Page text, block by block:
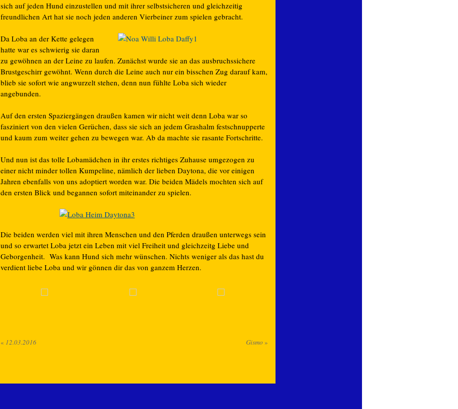
sich auf jeden Hund einzustellen und mit ihrer selbstsicheren und gleichzeitig
freundlichen Art hat sie noch jeden anderen Vierbeiner zum spielen gebracht.
Da Loba an der Kette gelegen
hatte war es schwierig sie daran
zu gewöhnen an der Leine zu laufen. Zunächst wurde sie an das ausbruchssichere
Brustgeschirr gewöhnt. Wenn durch die Leine auch nur ein bisschen Zug darauf kam,
blieb sie sofort wie angwurzelt stehen, denn nun fühlte Loba sich wieder
angebunden.
Auf den ersten Spaziergängen draußen kamen wir nicht weit denn Loba war so
fasziniert von den vielen Gerüchen, dass sie sich an jedem Grashalm festschnupperte
und kaum zum weiter gehen zu bewegen war. Ab da machte sie rasante Fortschritte.
Und nun ist das tolle Lobamädchen in ihr erstes richtiges Zuhause umgezogen zu
einer nicht minder tollen Kumpeline, nämlich der lieben Daytona, die vor einigen
Jahren ebenfalls von uns adoptiert worden war. Die beiden Mädels mochten sich auf
den ersten Blick und begannen sofort miteinander zu spielen.
Die beiden werden viel mit ihren Menschen und den Pferden draußen unterwegs sein
und so erwartet Loba jetzt ein Leben mit viel Freiheit und gleichzeitg Liebe und
Geborgenheit. Was kann Hund sich mehr wünschen. Nichts weniger als das hast du
verdient liebe Loba und wir gönnen dir das von ganzem Herzen.
« 12.03.2016 Gismo »